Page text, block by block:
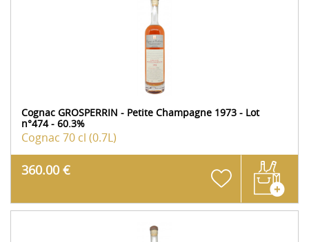
Cognac GROSPERRIN - Petite Champagne 1973 - Lot
n°474 - 60.3%
Cognac 70 cl (0.7L)
360.00 €